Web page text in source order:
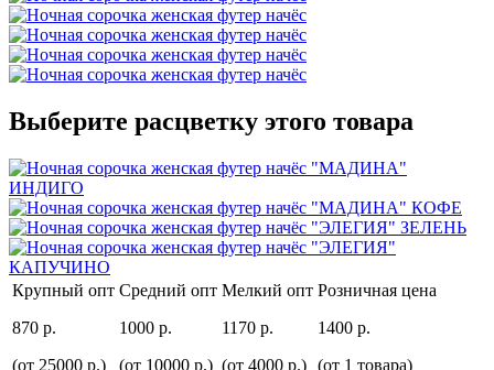
Выберите расцветку этого товара
Крупный опт
870 р.
(от 25000 р.)
Средний опт
1000 р.
(от 10000 р.)
Мелкий опт
1170 р.
(от 4000 р.)
Розничная цена
1400 р.
(от 1 товара)